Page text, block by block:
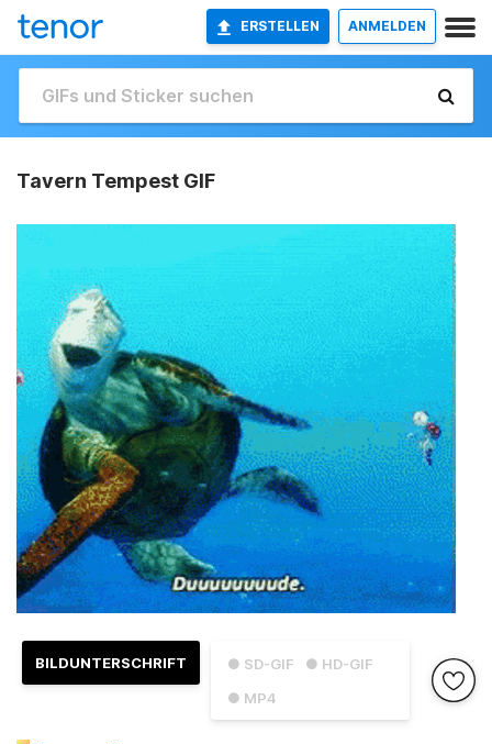
ERSTELLEN ANMELDEN
Tavern Tempest GIF
● SD-GIF
● HD-GIF
● MP4
BILDUNTERSCHRIFT